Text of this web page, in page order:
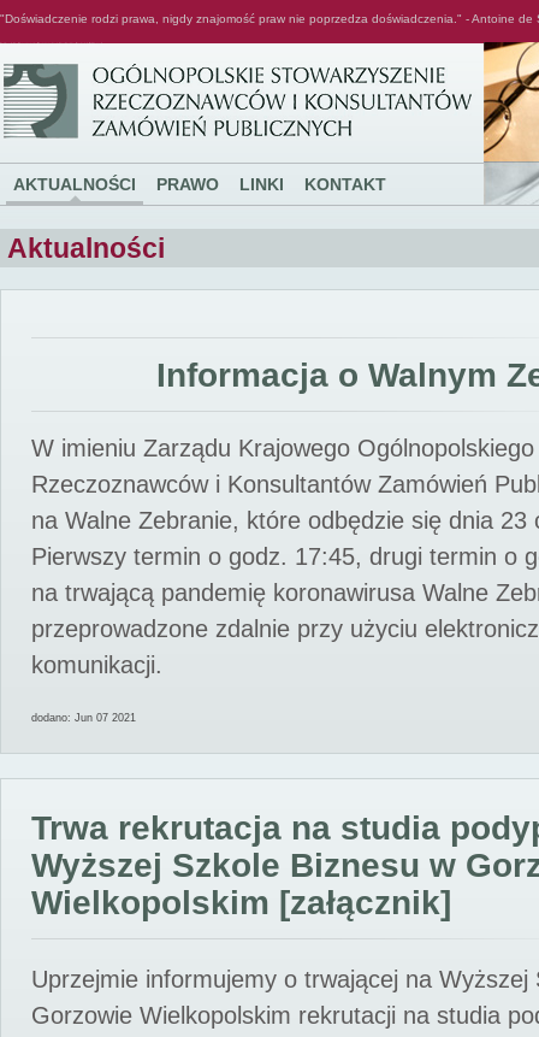
"Doświadczenie rodzi prawa, nigdy znajomość praw nie poprzedza doświadczenia." - Antoine de
AKTUALNOŚCI PRAWO LINKI KONTAKT
Aktualności
Informacja o Walnym
W imieniu Zarządu Krajowego
Rzeczoznawców i Konsultantów Zamówień
na Walne Zebranie, które odbędzie się dnia 23
Pierwszy termin o godz. 17:45, drugi termin o
na trwającą pandemię koronawirusa Walne
przeprowadzone zdalnie przy użyciu
komunikacji.
dodano: Jun 07 2021
Trwa rekrutacja na studia
Wyższej Szkole Biznesu w
Wielkopolskim [załącznik]
Uprzejmie informujemy o trwającej na Wyższej
Gorzowie Wielkopolskim rekrutacji na studia